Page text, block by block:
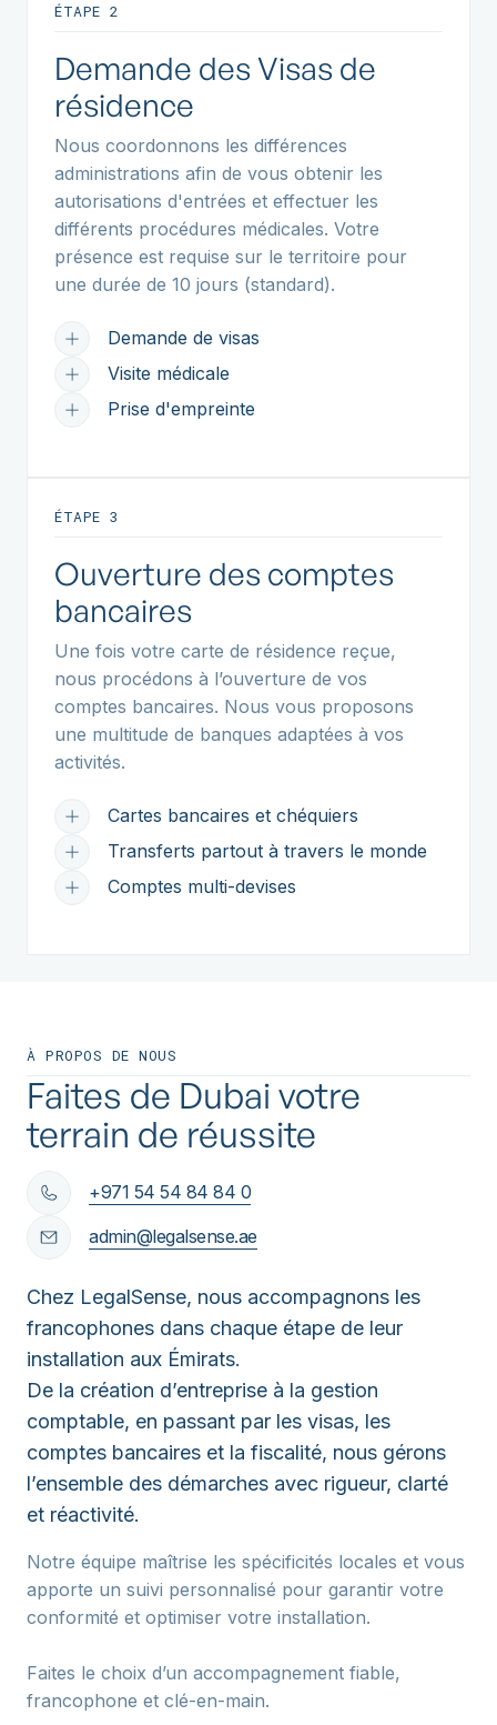
ÉTAPE 2
Demande des Visas de
résidence
Nous coordonnons les différences
administrations afin de vous obtenir les
autorisations d'entrées et effectuer les
différents procédures médicales. Votre
présence est requise sur le territoire pour
une durée de 10 jours (standard).
Demande de visas
Visite médicale
Prise d'empreinte
ÉTAPE 3
Ouverture des comptes
bancaires
Une fois votre carte de résidence reçue,
nous procédons à l’ouverture de vos
comptes bancaires. Nous vous proposons
une multitude de banques adaptées à vos
activités.
Cartes bancaires et chéquiers
Transferts partout à travers le monde
Comptes multi-devises
À PROPOS DE NOUS
Faites de Dubai votre
terrain de réussite
+971 54 54 84 84 0
admin@legalsense.ae
Chez LegalSense, nous accompagnons les
francophones dans chaque étape de leur
installation aux Émirats.
De la création d’entreprise à la gestion
comptable, en passant par les visas, les
comptes bancaires et la fiscalité, nous gérons
l’ensemble des démarches avec rigueur, clarté
et réactivité.
Notre équipe maîtrise les spécificités locales et vous
apporte un suivi personnalisé pour garantir votre
conformité et optimiser votre installation.
Faites le choix d’un accompagnement fiable,
francophone et clé-en-main.